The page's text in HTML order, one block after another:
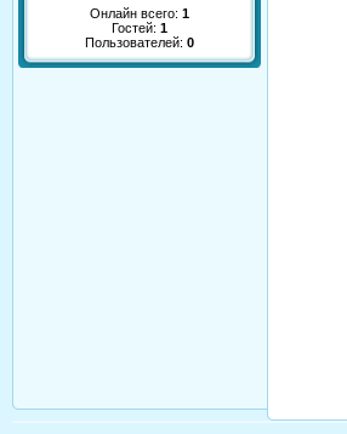
Онлайн всего: 1
Гостей: 1
Пользователей: 0